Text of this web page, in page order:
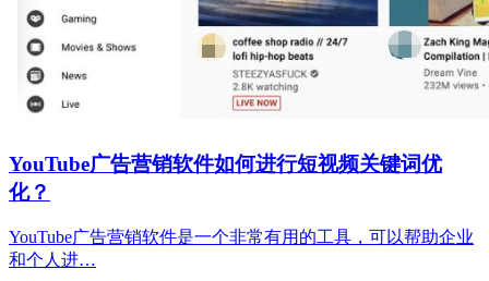
YouTube广告营销软件如何进行短视频关键词优
化？
YouTube广告营销软件是一个非常有用的工具，可以帮助企业
和个人进…